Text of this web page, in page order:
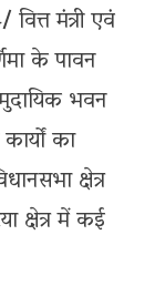
वित्त मंत्री एवं
के पावन
भवन
का
क्षेत्र
क्षेत्र में कई